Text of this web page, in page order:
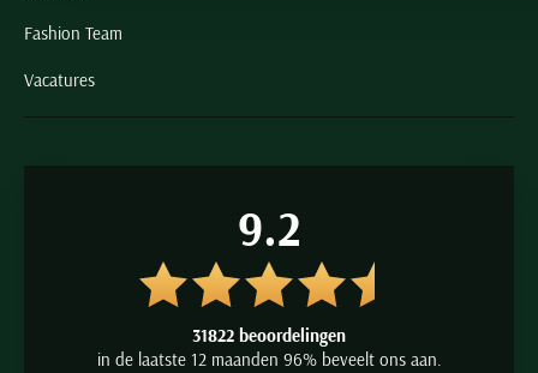
Fashion Team
Vacatures
9.2
31822 beoordelingen
in de laatste 12 maanden 96% beveelt ons aan.